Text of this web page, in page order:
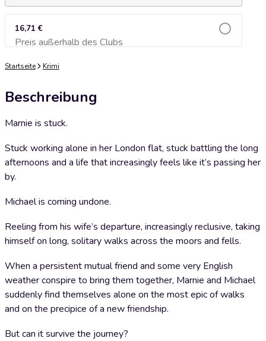
16,71 €
Preis außerhalb des ClubsZum Warenkorb hinzufügen
Startseite Krimi
Beschreibung
Marnie is stuck.
Stuck working alone in her London flat, stuck battling the long
afternoons and a life that increasingly feels like it’s passing her
by.
Michael is coming undone.
Reeling from his wife’s departure, increasingly reclusive, taking
himself on long, solitary walks across the moors and fells.
When a persistent mutual friend and some very English
weather conspire to bring them together, Marnie and Michael
suddenly find themselves alone on the most epic of walks
and on the precipice of a new friendship.
But can it survive the journey?